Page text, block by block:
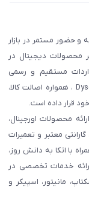
و حضور مستمر در بازار
محصولات دیجیتال در
مستقیم و رسمی
محصولات برندهای مطرح جهانی نظیر JBL ، HP و Dyson ، همواره اصالت کالا،
قرار داده است.
محصولات اورجینال،
معتبر و تعمیرات
با اتکا به دانش روز،
خدمات تخصصی در
مانیتور، اسپیکر و